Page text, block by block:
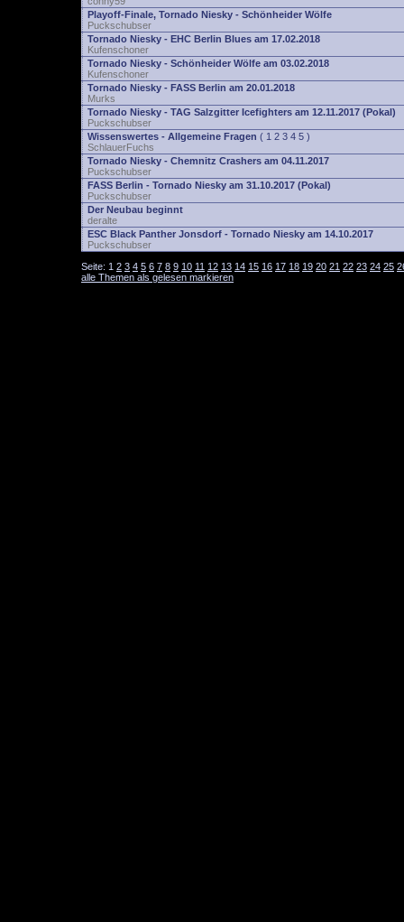
Playoff-Finale, Tornado Niesky - Schönheider Wölfe
Puckschubser
Tornado Niesky - EHC Berlin Blues am 17.02.2018
Kufenschoner
Tornado Niesky - Schönheider Wölfe am 03.02.2018
Kufenschoner
Tornado Niesky - FASS Berlin am 20.01.2018
Murks
Tornado Niesky - TAG Salzgitter Icefighters am 12.11.2017 (Pokal)
Puckschubser
Wissenswertes - Allgemeine Fragen ( 1 2 3 4 5 )
SchlauerFuchs
Tornado Niesky - Chemnitz Crashers am 04.11.2017
Puckschubser
FASS Berlin - Tornado Niesky am 31.10.2017 (Pokal)
Puckschubser
Der Neubau beginnt
deralte
ESC Black Panther Jonsdorf - Tornado Niesky am 14.10.2017
Puckschubser
Seite: 1 2 3 4 5 6 7 8 9 10 11 12 13 14 15 16 17 18 19 20 21 22 23 24 25
alle Themen als gelesen markieren